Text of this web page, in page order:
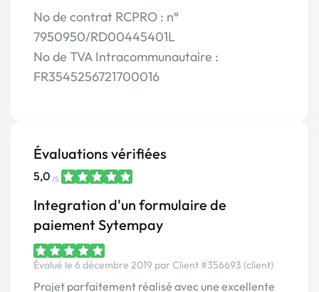
No de contrat RCPRO : n°
7950950/RD00445401L
No de TVA Intracommunautaire :
FR3545256721700016
Évaluations vérifiées
5,0 /5
Integration d'un formulaire de
paiement Sytempay
Évalué le 6 décembre 2019 par Client #356693 (client)
Projet parfaitement réalisé avec une excellente